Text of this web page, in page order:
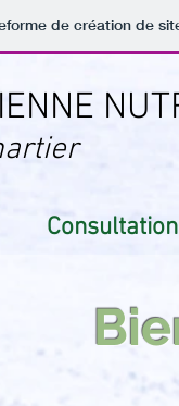
de création de